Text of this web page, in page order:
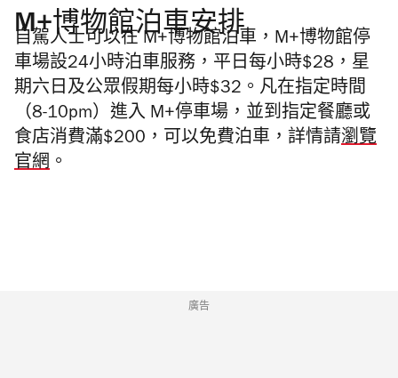
M+博物館泊車安排
自駕人士可以在 M+博物館泊車 ，M+博物館停
車場設24小時泊車服務，平日每小時$28，星
期六日及公眾假期每小時$32。凡在指定時間
（8-10pm）進入 M+停車場，並到指定餐廳或
食店消費滿$200，可以免費泊車，詳情請瀏覽
官網 。
廣告